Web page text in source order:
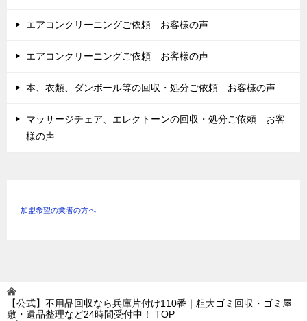
エアコンクリーニングご依頼 お客様の声
エアコンクリーニングご依頼 お客様の声
本、衣類、ダンボール等の回収・処分ご依頼 お客様の声
マッサージチェア、エレクトーンの回収・処分ご依頼 お客
様の声
加盟希望の業者の方へ
【公式】不用品回収なら兵庫片付け110番｜粗大ゴミ回収・ゴミ屋
敷・遺品整理など24時間受付中！
TOP